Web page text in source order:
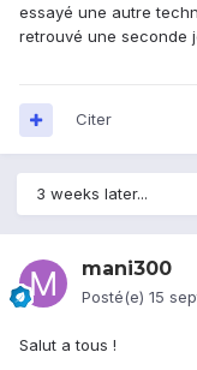
essayé une autre
retrouvé une seconde
Citer
3 weeks later...
mani300
Posté(e) 15
Salut a tous !